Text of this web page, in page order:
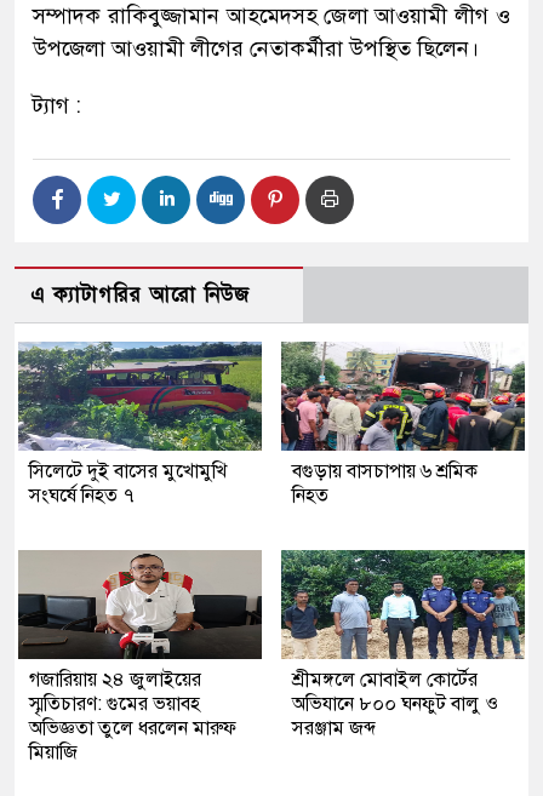
সম্পাদক রাকিবুজ্জামান আহমেদসহ জেলা আওয়ামী লীগ ও
উপজেলা আওয়ামী লীগের নেতাকর্মীরা উপস্থিত ছিলেন।
ট্যাগ :
এ ক্যাটাগরির আরো নিউজ
সিলেটে দুই বাসের মুখোমুখি
সংঘর্ষে নিহত ৭
বগুড়ায় বাসচাপায় ৬ শ্রমিক
নিহত
গজারিয়ায় ২৪ জুলাইয়ের
স্মৃতিচারণ: গুমের ভয়াবহ
অভিজ্ঞতা তুলে ধরলেন মারুফ
মিয়াজি
শ্রীমঙ্গলে মোবাইল কোর্টের
অভিযানে ৮০০ ঘনফুট বালু ও
সরঞ্জাম জব্দ